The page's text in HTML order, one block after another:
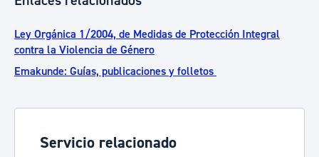
Ley Orgánica 1/2004, de Medidas de Protección Integral
contra la Violencia de Género
Emakunde: Guías, publicaciones y folletos
Servicio relacionado